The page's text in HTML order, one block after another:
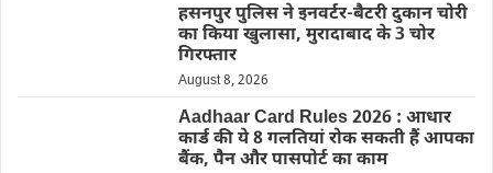
हसनपुर पुलिस ने इनवर्टर-बैटरी दुकान चोरी
का किया खुलासा, मुरादाबाद के 3 चोर
गिरफ्तार
August 8, 2026
Aadhaar Card Rules 2026 : आधार
कार्ड की ये 8 गलतियां रोक सकती हैं आपका
बैंक, पैन और पासपोर्ट का काम